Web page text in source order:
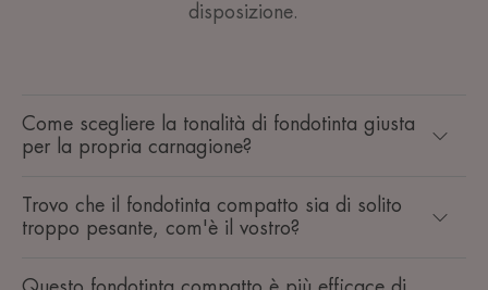
disposizione.
Come scegliere la tonalità di fondotinta giusta
per la propria carnagione?
Trovo che il fondotinta compatto sia di solito
troppo pesante, com'è il vostro?